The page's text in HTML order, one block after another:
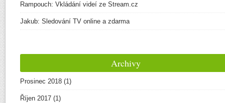
Rampouch: Vkládání videí ze Stream.cz
Jakub: Sledování TV online a zdarma
Archivy
Prosinec 2018 (1)
Říjen 2017 (1)